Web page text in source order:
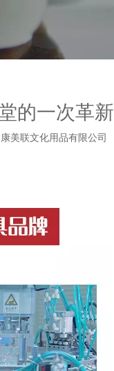
的一次革新
美联文化用品有限公司